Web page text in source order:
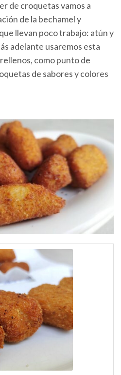
de croquetas vamos a
de la bechamel y
llevan poco trabajo: atún y
adelante usaremos esta
como punto de
de sabores y colores